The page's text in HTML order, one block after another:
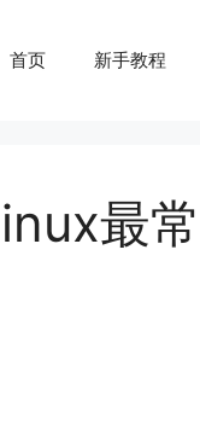
首页 新手教程
最